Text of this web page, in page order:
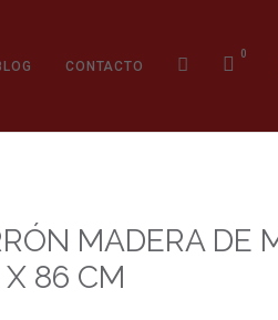
CONTACTO
0
MADERA DE
86 CM